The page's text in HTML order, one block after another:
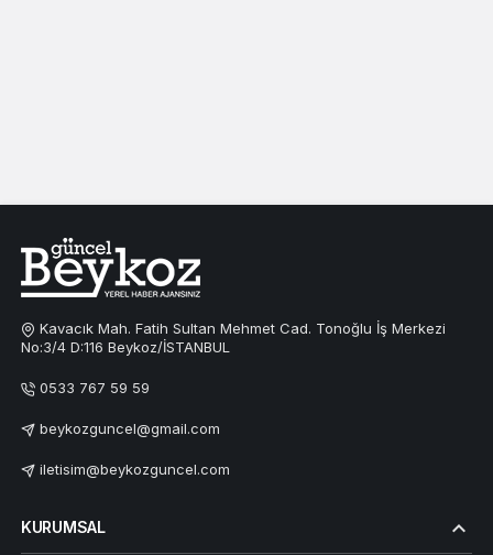
Kavacık Mah. Fatih Sultan Mehmet Cad. Tonoğlu İş Merkezi
No:3/4 D:116 Beykoz/İSTANBUL
0533 767 59 59
beykozguncel@gmail.com
iletisim@beykozguncel.com
KURUMSAL